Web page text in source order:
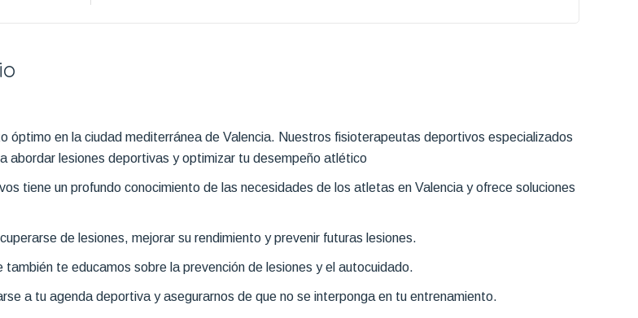
óptimo en la ciudad mediterránea de Valencia. Nuestros fisioterapeutas deportivos especializados
abordar lesiones deportivas y optimizar tu desempeño atlético
tiene un profundo conocimiento de las necesidades de los atletas en Valencia y ofrece soluciones
de lesiones, mejorar su rendimiento y prevenir futuras lesiones.
te educamos sobre la prevención de lesiones y el autocuidado.
a tu agenda deportiva y asegurarnos de que no se interponga en tu entrenamiento.